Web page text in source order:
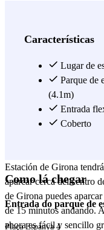
tu coche, gracias al
aparcar en la Estación
alternativa perfecta para
Desde la Estación de
larga y media distancia
velocidad y cercanías
Estación de Girona
aparcar cerca del centro
de Girona puedes
de 15 minutos andando.
ahora es fácil y sencillo
Características
Lugar de
Parque de
(4.1m)
Entrada
Coberto
Como lá chegar
Entrada do parque de
Plaça Espanya 4